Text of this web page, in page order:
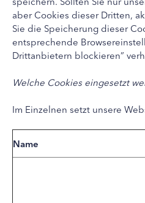
aber Cookies dieser Dritten,
Sie die Speicherung dieser
entsprechende
Drittanbietern blockieren”
Welche Cookies eingesetzt
Im Einzelnen setzt unsere
Name